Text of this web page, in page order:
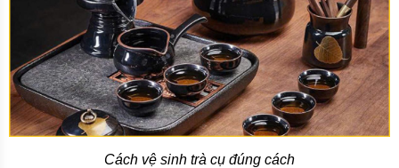
Cách vệ sinh trà cụ đúng cách